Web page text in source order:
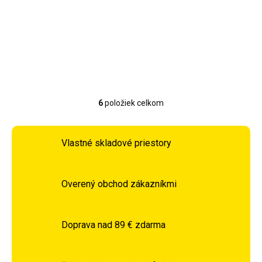
Ovládacie prvky výpisu
6položiek celkom
Vlastné skladové priestory
Overený obchod zákazníkmi
Doprava nad 89 € zdarma